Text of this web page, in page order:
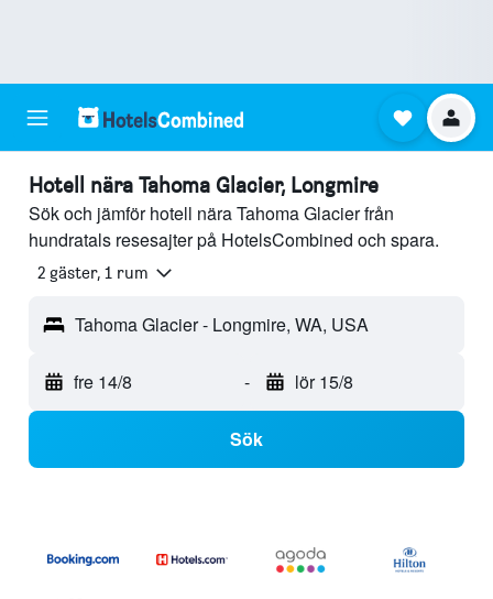
Hotell nära Tahoma Glacier, Longmire
Sök och jämför hotell nära Tahoma Glacier från
hundratals resesajter på HotelsCombined och spara.
2 gäster, 1 rum
Tahoma Glacier - Longmire, WA, USA
fre 14/8 - lör 15/8
Sök